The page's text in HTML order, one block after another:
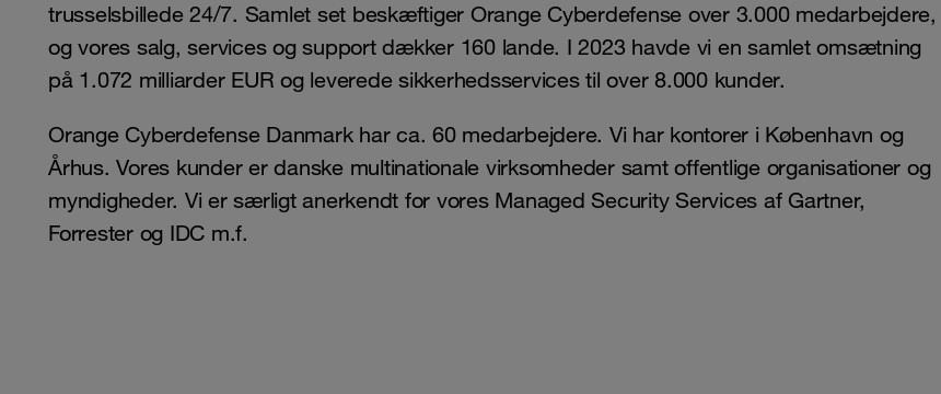
trusselsbillede 24/7. Samlet set beskæftiger Orange Cyberdefense over 3.000 medarbejdere,
og vores salg, services og support dækker 160 lande. I 2023 havde vi en samlet omsætning
på 1.072 milliarder EUR og leverede sikkerhedsservices til over 8.000 kunder.
Orange Cyberdefense Danmark har ca. 60 medarbejdere. Vi har kontorer i København og
Århus. Vores kunder er danske multinationale virksomheder samt offentlige organisationer og
myndigheder. Vi er særligt anerkendt for vores Managed Security Services af Gartner,
Forrester og IDC m.f.